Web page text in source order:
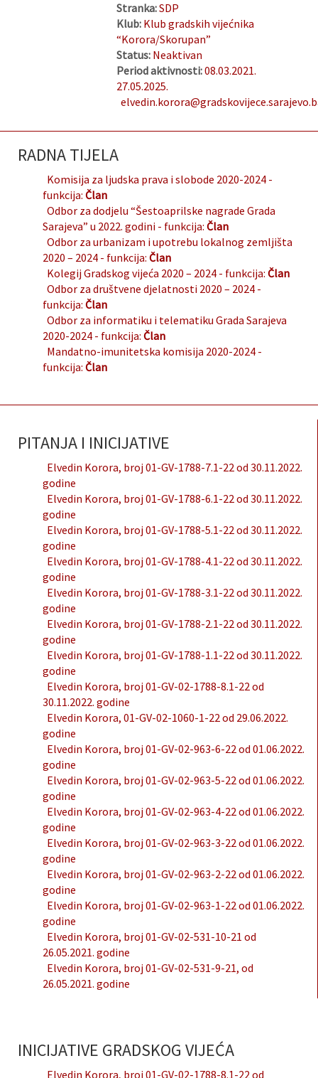
Stranka:SDP
Klub: Klub gradskih vijećnika
“Korora/Skorupan”
Status: Neaktivan
Period aktivnosti:08.03.2021.
27.05.2025.
RADNA TIJELA
Komisija za ljudska prava i slobode 2020-2024 -
funkcija: Član
Odbor za dodjelu “Šestoaprilske nagrade Grada
Sarajeva” u 2022. godini - funkcija: Član
Odbor za urbanizam i upotrebu lokalnog zemljišta
2020 – 2024 - funkcija: Član
Kolegij Gradskog vijeća 2020 – 2024 - funkcija: Član
Odbor za društvene djelatnosti 2020 – 2024 -
funkcija: Član
Odbor za informatiku i telematiku Grada Sarajeva
2020-2024 - funkcija: Član
Mandatno-imunitetska komisija 2020-2024 -
funkcija: Član
PITANJA I INICIJATIVE
Elvedin Korora, broj 01-GV-1788-7.1-22 od 30.11.2022.
godine
Elvedin Korora, broj 01-GV-1788-6.1-22 od 30.11.2022.
godine
Elvedin Korora, broj 01-GV-1788-5.1-22 od 30.11.2022.
godine
Elvedin Korora, broj 01-GV-1788-4.1-22 od 30.11.2022.
godine
Elvedin Korora, broj 01-GV-1788-3.1-22 od 30.11.2022.
godine
Elvedin Korora, broj 01-GV-1788-2.1-22 od 30.11.2022.
godine
Elvedin Korora, broj 01-GV-1788-1.1-22 od 30.11.2022.
godine
Elvedin Korora, broj 01-GV-02-1788-8.1-22 od
30.11.2022. godine
Elvedin Korora, 01-GV-02-1060-1-22 od 29.06.2022.
godine
Elvedin Korora, broj 01-GV-02-963-6-22 od 01.06.2022.
godine
Elvedin Korora, broj 01-GV-02-963-5-22 od 01.06.2022.
godine
Elvedin Korora, broj 01-GV-02-963-4-22 od 01.06.2022.
godine
Elvedin Korora, broj 01-GV-02-963-3-22 od 01.06.2022.
godine
Elvedin Korora, broj 01-GV-02-963-2-22 od 01.06.2022.
godine
Elvedin Korora, broj 01-GV-02-963-1-22 od 01.06.2022.
godine
Elvedin Korora, broj 01-GV-02-531-10-21 od
26.05.2021. godine
Elvedin Korora, broj 01-GV-02-531-9-21, od
26.05.2021. godine
INICIJATIVE GRADSKOG VIJEĆA
Elvedin Korora, broj 01-GV-02-1788-8.1-22 od